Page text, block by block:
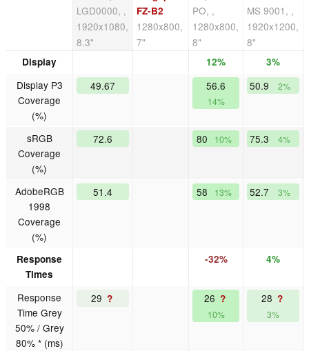
LGD0000, ,
1920x1080,
8.3"
FZ-B2
1280x800,
7"
PO, ,
1280x800,
8"
MS 9001, ,
1920x1200,
8"
Display 12% 3%
Display P3
Coverage
(%)
49.67 56.6
14%
50.9 2%
sRGB
Coverage
(%)
72.6 80 10% 75.3 4%
AdobeRGB
1998
Coverage
(%)
51.4 58 13% 52.7 3%
Response
Times
-32% 4%
Response
Time Grey
50% / Grey
80% * (ms)
29 ? 26 ?
10%
28 ?
3%